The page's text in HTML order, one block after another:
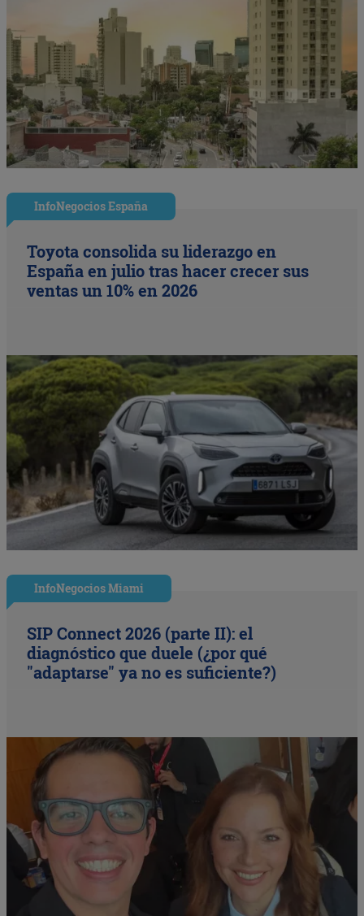
InfoNegocios España
Toyota consolida su liderazgo en
España en julio tras hacer crecer sus
ventas un 10% en 2026
InfoNegocios Miami
SIP Connect 2026 (parte II): el
diagnóstico que duele (¿por qué
"adaptarse" ya no es suficiente?)